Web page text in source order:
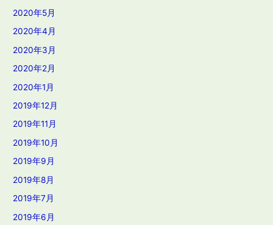
2020年5月
2020年4月
2020年3月
2020年2月
2020年1月
2019年12月
2019年11月
2019年10月
2019年9月
2019年8月
2019年7月
2019年6月